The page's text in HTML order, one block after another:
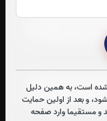
شده است، به همین دلیل
و بعد از اولین حمایت
و مستقیما وارد صفحه